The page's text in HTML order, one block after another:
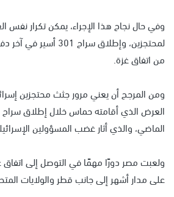
وفي حال نجاح هذا الإجراء، يمكن تكرار نفس
لمحتجزين، وإطلاق سراح
من اتفاق غزة.
ومن المرجح أن يعني مرور جثث محتجزين
الماضي، والذي أثار غضب المسؤولين
ولعبت مصر دورًا مهمًا في التوصل إلى
على مدار أشهر إلى جانب قطر والولايات